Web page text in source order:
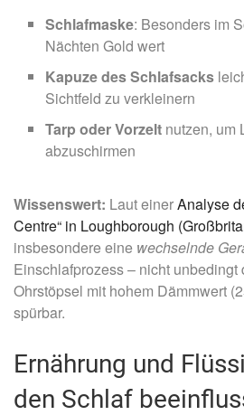
Schlafmaske: Besonders im
Nächten Gold wert
Kapuze des Schlafsacks
Sichtfeld zu verkleinern
Tarp oder Vorzelt nutzen, um
abzuschirmen
Wissenswert: Laut einerAnalyse
Centre“ in Loughborough
insbesondere eine wechselnde
Einschlafprozess – nicht unbedingt
Ohrstöpsel mit hohem Dämmwert
spürbar.
Ernährung und
den Schlaf